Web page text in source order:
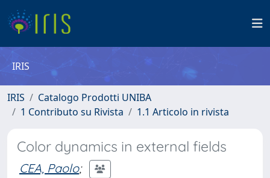
IRIS
IRIS
Catalogo Prodotti UNIBA
1 Contributo su Rivista
1.1 Articolo in rivista
Color dynamics in external fields
CEA, Paolo;